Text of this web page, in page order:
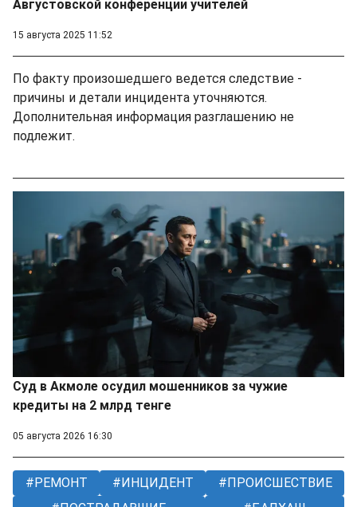
Августовской конференции учителей
15 августа 2025 11:52
По факту произошедшего ведется следствие -
причины и детали инцидента уточняются.
Дополнительная информация разглашению не
подлежит.
Суд в Акмоле осудил мошенников за чужие
кредиты на 2 млрд тенге
05 августа 2026 16:30
РЕМОНТ ИНЦИДЕНТ
ПРОИСШЕСТВИЕ